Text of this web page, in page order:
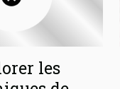
les